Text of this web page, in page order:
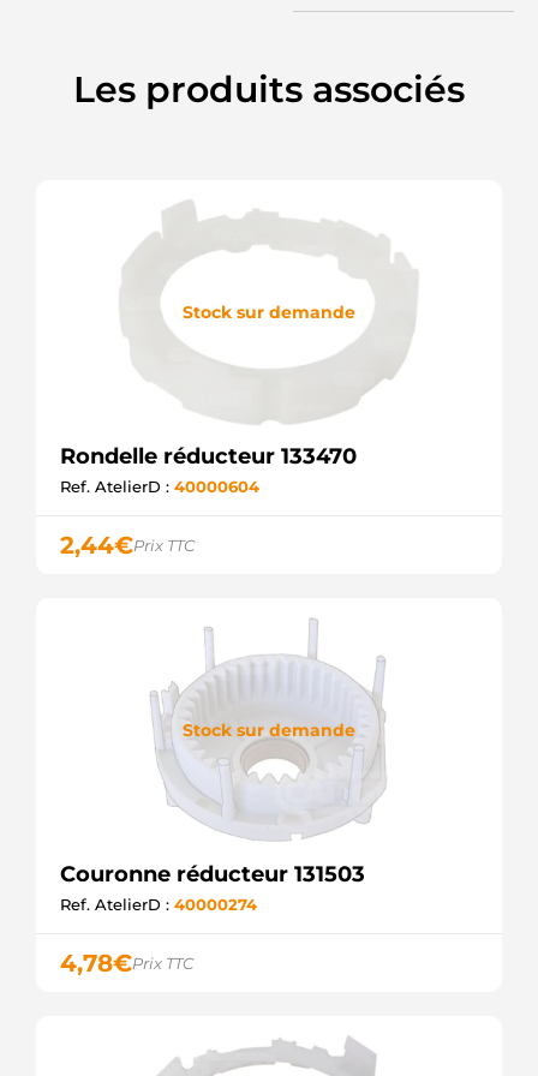
Les produits associés
Stock sur demande
Rondelle réducteur 133470
Ref. AtelierD : 40000604
2,44€Prix TTC
Stock sur demande
Couronne réducteur 131503
Ref. AtelierD : 40000274
4,78€Prix TTC